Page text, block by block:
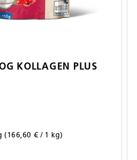
KOLLAGEN PLUS
(166,60 € / 1 kg)